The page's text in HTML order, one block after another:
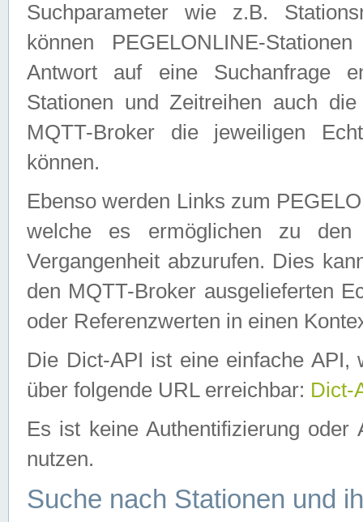
Suchparameter wie z.B.
können PEGELONLINE-
Antwort auf eine Suchanfrage
Stationen und Zeitreihen auch
MQTT-Broker die jeweiligen
können.
Ebenso werden Links zum
welche es ermöglichen zu den
Vergangenheit abzurufen. Dies
den MQTT-Broker ausgelieferten
oder Referenzwerten in einen
Die Dict-API ist eine einfache API,
über folgende URL erreichbar: Dict-
Es ist keine Authentifizierung
nutzen.
Suche nach Stationen und